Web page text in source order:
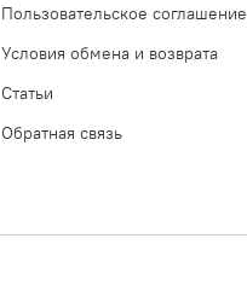
Пользовательское соглашение
Условия обмена и возврата
Статьи
Обратная связь